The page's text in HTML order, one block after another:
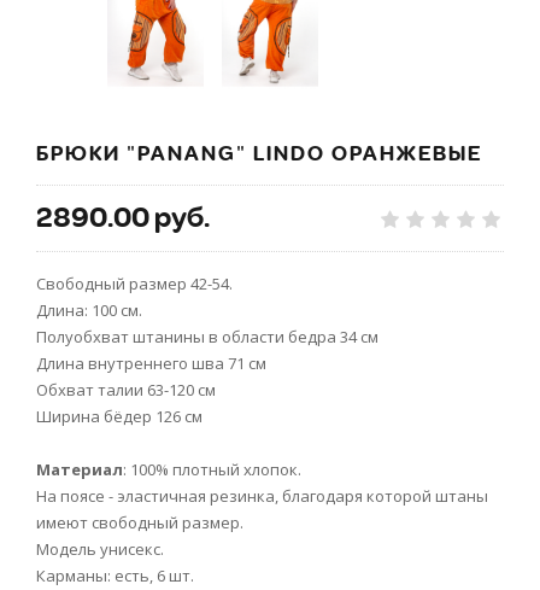
БРЮКИ "PANANG" LINDO ОРАНЖЕВЫЕ
2890.00 руб.
Свободный размер 42-54.
Длина: 100 см.
Полуобхват штанины в области бедра 34 см
Длина внутреннего шва 71 см
Обхват талии 63-120 см
Ширина бёдер 126 см
Материал: 100% плотный хлопок.
На поясе - эластичная резинка, благодаря которой штаны
имеют свободный размер.
Модель унисекс.
Карманы: есть, 6 шт.